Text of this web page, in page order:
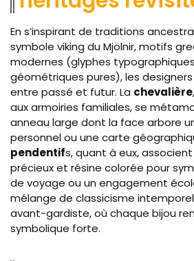
En s’inspirant de traditions
symbole viking du Mjölnir, motifs
modernes (glyphes
géométriques pures), les
entre passé et futur. La chevalière
aux armoiries familiales, se
anneau large dont la face arbore
personnel ou une carte
pendentifs, quant à eux,
précieux et résine colorée pour
de voyage ou un engagement
mélange de classicisme
avant-gardiste, où chaque bijou
symbolique forte.